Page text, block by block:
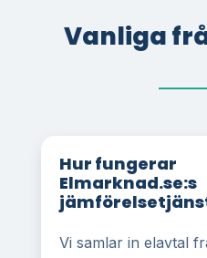
Vanliga
Hur fungerar
Elmarknad.se:s
Vi samlar in elavtal